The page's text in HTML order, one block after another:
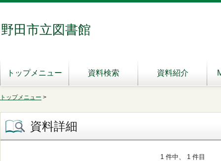
野田市立図書館
トップメニュー 資料検索 資料紹介
トップメニュー >
資料詳細
1 件中、 1 件目